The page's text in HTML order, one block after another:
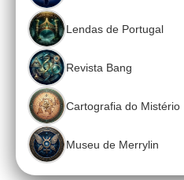
Lendas de Portugal
Revista Bang
Cartografia do Mistério
Museu de Merrylin